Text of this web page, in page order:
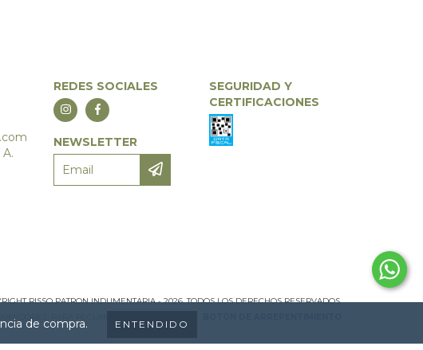
de compra. ENTENDIDO
REDES SOCIALES
NEWSLETTER
SEGURIDAD Y
CERTIFICACIONES
RISSO PATRON INDUMENTARIA - 2026. TODOS LOS DERECHOS RESERVADOS.